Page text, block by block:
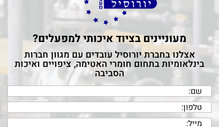
מעוניינים בציוד איכותי למפעלים?
אצלנו בחברת יורוסיל עובדים עם מגוון חברות
בינלאומיות בתחום חומרי האטימה, ציפויים ואיכות
הסביבה